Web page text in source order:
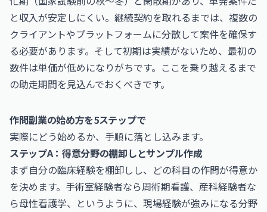
と収入が安定しにくい。継続契約を取れるまでは、複数の
クライアントやプラットフォームに分散して案件を確保す
る必要があります。そして初期は実績がないため、最初の
数件は単価が低めになりがちです。ここを乗り越えるまで
の助走期間を見込んでおくべきです。
作問副業の始め方を5ステップで
実際にどう始めるか、手順に落とし込みます。
ステップA：得意分野の棚卸しとサンプル作成
まず自分の臨床経験を棚卸しし、どの科目の作問が得意か
を決めます。手術室経験者なら周術期看護、産科経験者な
ら母性看護学、というように、現場経験が強みになる分野